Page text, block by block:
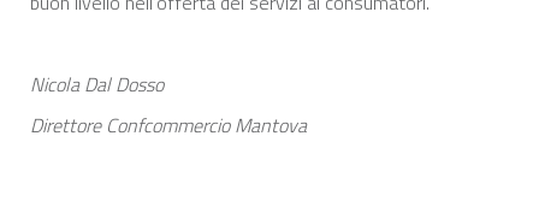
Nicola Dal Dosso
Direttore Confcommercio Mantova